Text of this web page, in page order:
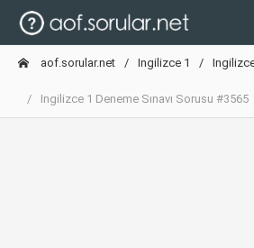
aof.sorular.net Ingilizce 1
Ingilizce 1 Deneme Sınavı Sorusu #3565